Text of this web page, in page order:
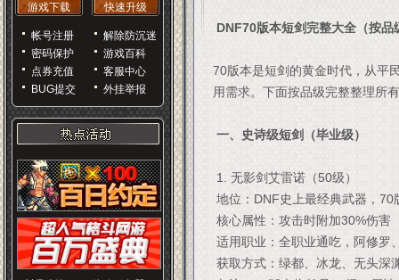
游戏下载 快速升级
帐号注册
解除防沉迷
密码保护
游戏百科
点券充值
客服中心
BUG提交
外挂举报
DNF70版本短剑完整大全（按品
70版本是短剑的黄金时代，从平
用需求。下面按品级完整整理所
一、史诗级短剑（毕业级）
1. 无影剑艾雷诺（50级）
地位：DNF史上最经典武器，70
核心属性：攻击时附加30%伤害
适用职业：全职业通吃，阿修罗
获取方式：绿都、冰龙、无头深